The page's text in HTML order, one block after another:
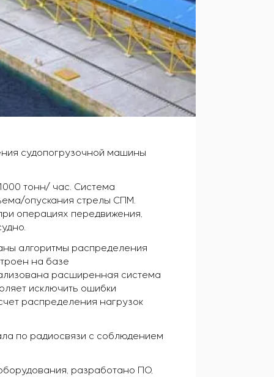
судопогрузочной машины
тонн/ час. Система
опускания стрелы СПМ.
операциях передвижения,
алгоритмы распределения
на базе
расширенная система
исключить ошибки
распределения нагрузок
по радиосвязи с соблюдением
разработано ПО,